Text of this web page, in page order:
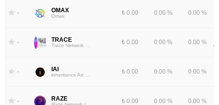
- OMAX
Omax ₺ 0.00 0.00 % 0.00 %
- TRACE ₺ 0.00 0.00 % 0.00 %
- IAI ₺ 0.00 0.00 % 0.00 %
- RAZE ₺ 0.00 0.00 % 0.00 %